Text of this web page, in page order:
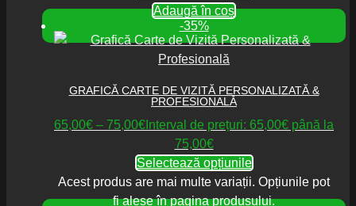
Adaugă în coș
-35%
GRAFICĂ CARTE DE VIZITĂ PERSONALIZATĂ &
PROFESIONALĂ
65,00€ – 75,00€ Interval de prețuri: 65,00€ până la
75,00€
Selectează opțiunile
Acest produs are mai multe variații. Opțiunile pot
fi alese în pagina produsului.